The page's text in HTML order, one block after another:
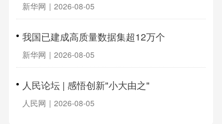
新华网 | 2026-08-05
我国已建成高质量数据集超12万个
新华网 | 2026-08-05
人民论坛 | 感悟创新"小大由之"
人民网 | 2026-08-05